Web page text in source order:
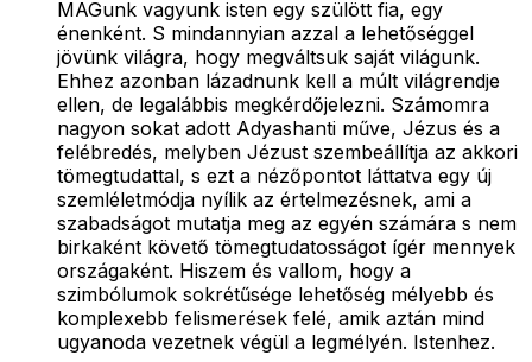
MAGunk vagyunk isten egy szülött fia, egy
énenként. S mindannyian azzal a lehetőséggel
jövünk világra, hogy megváltsuk saját világunk.
Ehhez azonban lázadnunk kell a múlt világrendje
ellen, de legalábbis megkérdőjelezni. Számomra
nagyon sokat adott Adyashanti műve, Jézus és a
felébredés, melyben Jézust szembeállítja az akkori
tömegtudattal, s ezt a nézőpontot láttatva egy új
szemléletmódja nyílik az értelmezésnek, ami a
szabadságot mutatja meg az egyén számára s nem
birkaként követő tömegtudatosságot ígér mennyek
országaként. Hiszem és vallom, hogy a
szimbólumok sokrétűsége lehetőség mélyebb és
komplexebb felismerések felé, amik aztán mind
ugyanoda vezetnek végül a legmélyén. Istenhez.